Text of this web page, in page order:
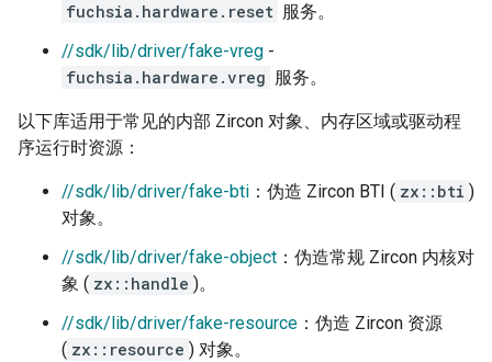
fuchsia.hardware.reset 服务。
//sdk/lib/driver/fake-vreg -
fuchsia.hardware.vreg 服务。
以下库适用于常见的内部 Zircon 对象、内存区域或驱动程
序运行时资源：
//sdk/lib/driver/fake-bti ：伪造 Zircon BTI ( zx::bti )
对象。
//sdk/lib/driver/fake-object ：伪造常规 Zircon 内核对
象 ( zx::handle )。
//sdk/lib/driver/fake-resource ：伪造 Zircon 资源
( zx::resource ) 对象。